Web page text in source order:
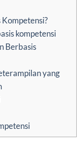
kompetensi
Berbasis
yang